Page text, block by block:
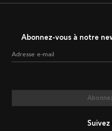
Abonnez-vous à notre
Adresse e-mail
Suivez